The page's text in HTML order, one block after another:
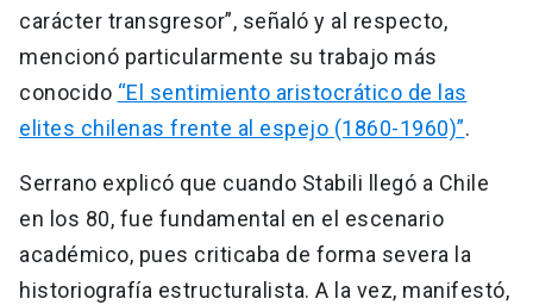
carácter transgresor”, señaló y al respecto,
mencionó particularmente su trabajo más
conocido “El sentimiento aristocrático de las
elites chilenas frente al espejo (1860-1960)”.
Serrano explicó que cuando Stabili llegó a Chile
en los 80, fue fundamental en el escenario
académico, pues criticaba de forma severa la
historiografía estructuralista. A la vez, manifestó,